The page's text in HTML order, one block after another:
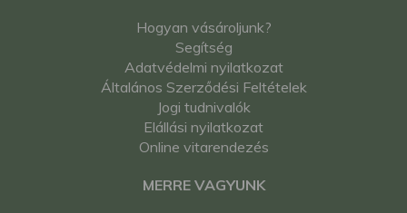
Hogyan vásároljunk?
Segítség
Adatvédelmi nyilatkozat
Általános Szerződési Feltételek
Jogi tudnivalók
Elállási nyilatkozat
Online vitarendezés
MERRE VAGYUNK